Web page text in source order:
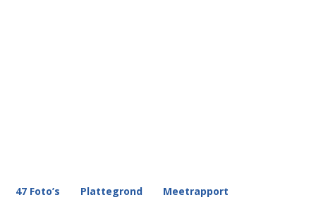
47 Foto’s Plattegrond Meetrapport